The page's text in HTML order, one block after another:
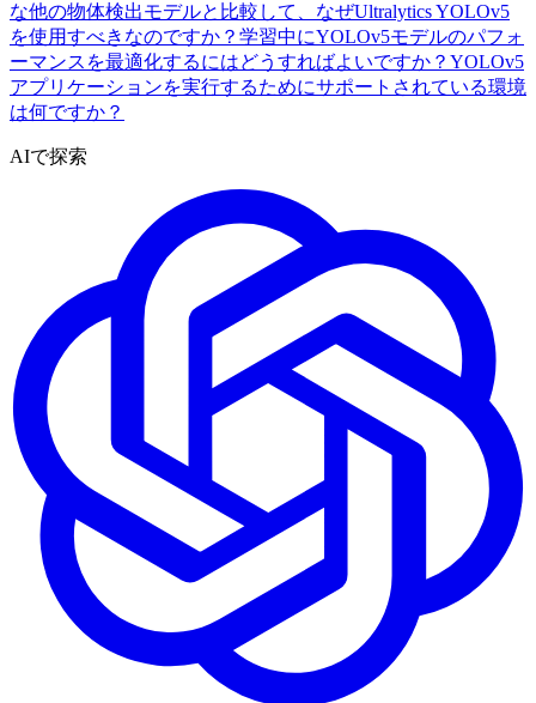
な他の物体検出モデルと比較して、なぜUltralytics YOLOv5
を使用すべきなのですか？ 学習中にYOLOv5モデルのパフォ
ーマンスを最適化するにはどうすればよいですか？ YOLOv5
アプリケーションを実行するためにサポートされている環境
は何ですか？
AIで探索